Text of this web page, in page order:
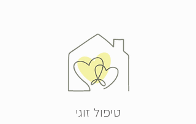
טיפול זוגי